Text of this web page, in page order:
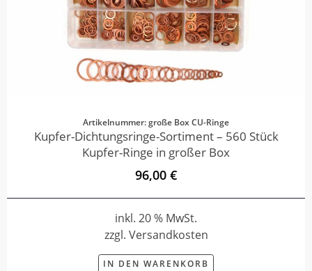
Artikelnummer: große Box CU-Ringe
Kupfer-Dichtungsringe-Sortiment – 560 Stück
Kupfer-Ringe in großer Box
96,00 €
inkl. 20 % MwSt.
zzgl. Versandkosten
IN DEN WARENKORB